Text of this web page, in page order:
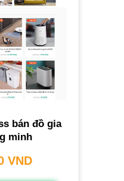
bán đồ gia
minh
VND